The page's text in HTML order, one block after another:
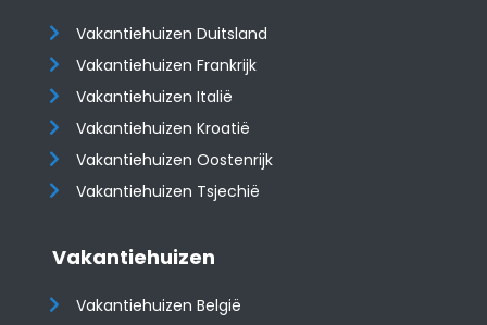
Vakantiehuizen Duitsland
Vakantiehuizen Frankrijk
Vakantiehuizen Italië
Vakantiehuizen Kroatië
​​​​​​​Vakantiehuizen Oostenrijk
Vakantiehuizen Tsjechië
Vakantiehuizen
Vakantiehuizen België